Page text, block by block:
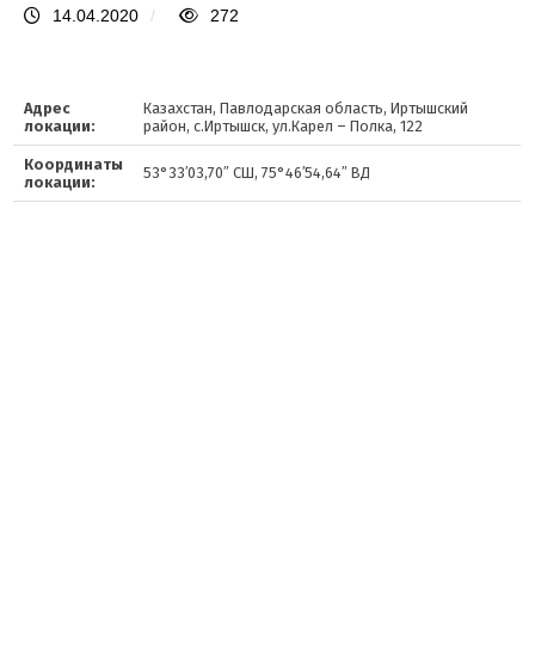
14.04.2020 / 272
Адрес
локации:
Казахстан, Павлодарская область, Иртышский
район, с.Иртышск, ул.Карел – Полка, 122
Координаты
локации:
53°33′03,70″ СШ, 75°46′54,64″ ВД